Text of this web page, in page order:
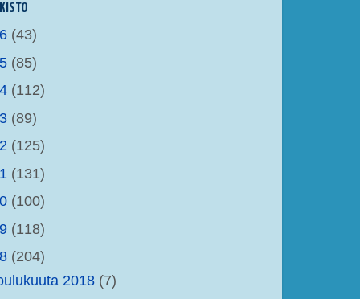
(43)
(85)
(112)
(89)
(125)
(131)
(100)
(118)
(204)
2018 (7)